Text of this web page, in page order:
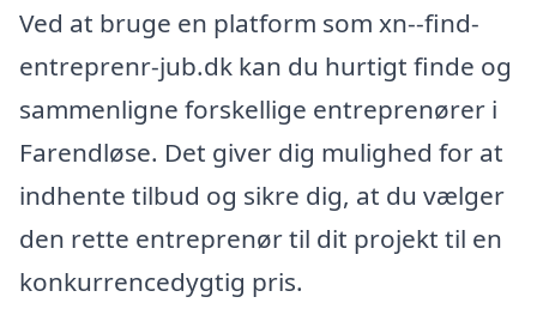
Ved at bruge en platform som xn--find-
entreprenr-jub.dk kan du hurtigt finde og
sammenligne forskellige entreprenører i
Farendløse. Det giver dig mulighed for at
indhente tilbud og sikre dig, at du vælger
den rette entreprenør til dit projekt til en
konkurrencedygtig pris.